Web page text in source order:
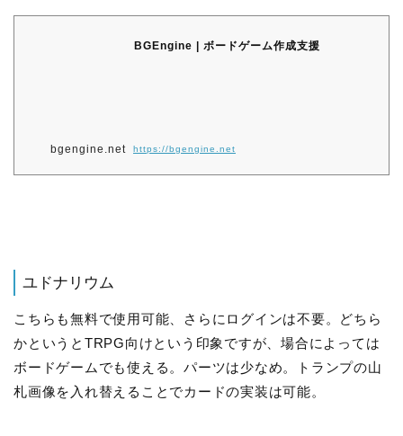
BGEngine | ボードゲーム作成支援
bgengine.net https://bgengine.net
ユドナリウム
こちらも無料で使用可能、さらにログインは不要。どちら
かというとTRPG向けという印象ですが、場合によっては
ボードゲームでも使える。パーツは少なめ。トランプの山
札画像を入れ替えることでカードの実装は可能。